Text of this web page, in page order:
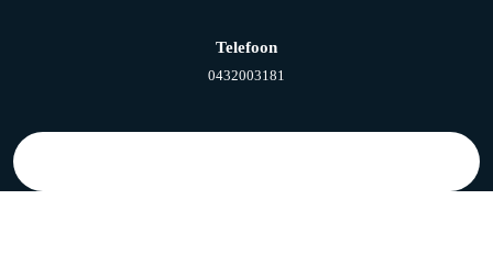
Telefoon
0432003181